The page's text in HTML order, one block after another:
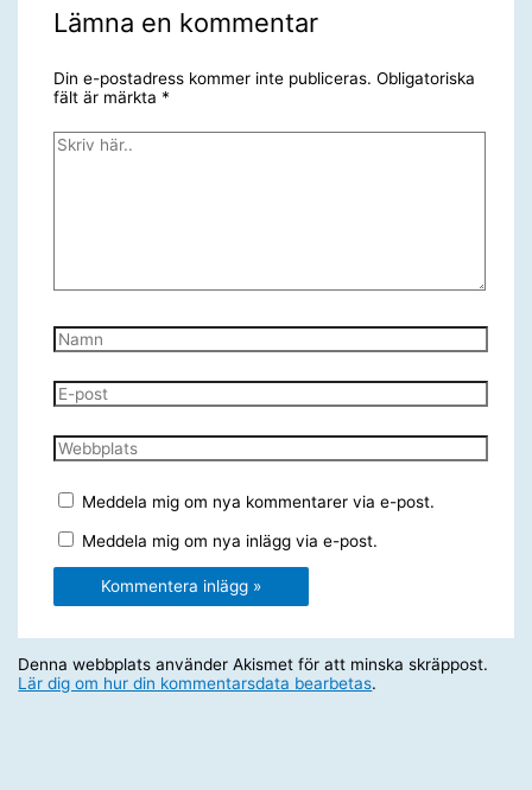
Lämna en kommentar
Din e-postadress kommer inte publiceras. Obligatoriska
fält är märkta *
Skriv
Namn
E-
post
Webbplats
Meddela mig om nya kommentarer via e-post.
Meddela mig om nya inlägg via e-post.
Denna webbplats använder Akismet för att minska skräppost.
Lär dig om hur din kommentarsdata bearbetas.